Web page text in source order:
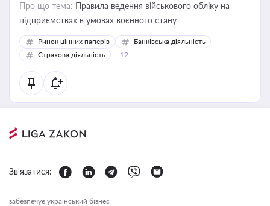
Про що тема: Правила ведення військового обліку на
підприємствах в умовах воєнного стану
Ринок цінних паперів
Банківська діяльність
Страхова діяльність
+12
Зв'язатися:
забезпечує український бізнес